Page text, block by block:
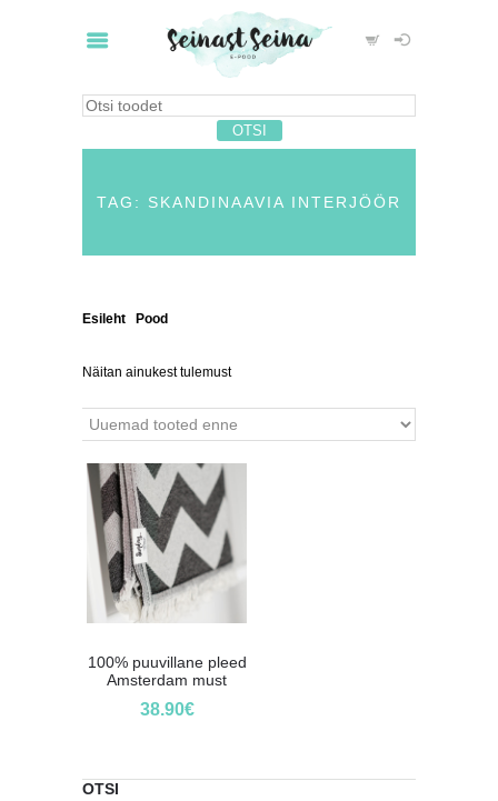
TAG: SKANDINAAVIA INTERJÖÖR
Esileht Pood
Näitan ainukest tulemust
100% puuvillane pleed
Amsterdam must
38.90€
OTSI